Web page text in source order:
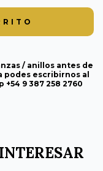
/ anillos antes de
escribirnos al
+54 9 387 258 2760